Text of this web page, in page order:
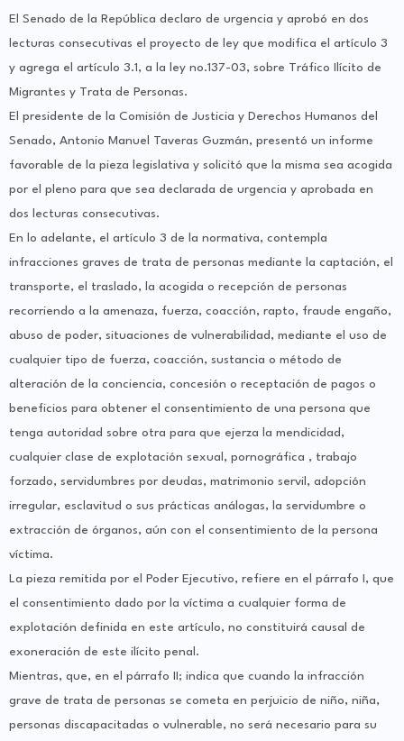
El Senado de la República declaro de urgencia y aprobó en dos
lecturas consecutivas el proyecto de ley que modifica el artículo 3
y agrega el artículo 3.1, a la ley no.137-03, sobre Tráfico Ilícito de
Migrantes y Trata de Personas.
El presidente de la Comisión de Justicia y Derechos Humanos del
Senado, Antonio Manuel Taveras Guzmán, presentó un informe
favorable de la pieza legislativa y solicitó que la misma sea acogida
por el pleno para que sea declarada de urgencia y aprobada en
dos lecturas consecutivas.
En lo adelante, el artículo 3 de la normativa, contempla
infracciones graves de trata de personas mediante la captación, el
transporte, el traslado, la acogida o recepción de personas
recorriendo a la amenaza, fuerza, coacción, rapto, fraude engaño,
abuso de poder, situaciones de vulnerabilidad, mediante el uso de
cualquier tipo de fuerza, coacción, sustancia o método de
alteración de la conciencia, concesión o receptación de pagos o
beneficios para obtener el consentimiento de una persona que
tenga autoridad sobre otra para que ejerza la mendicidad,
cualquier clase de explotación sexual, pornográfica , trabajo
forzado, servidumbres por deudas, matrimonio servil, adopción
irregular, esclavitud o sus prácticas análogas, la servidumbre o
extracción de órganos, aún con el consentimiento de la persona
víctima.
La pieza remitida por el Poder Ejecutivo, refiere en el párrafo I, que
el consentimiento dado por la víctima a cualquier forma de
explotación definida en este artículo, no constituirá causal de
exoneración de este ilícito penal.
Mientras, que, en el párrafo II; indica que cuando la infracción
grave de trata de personas se cometa en perjuicio de niño, niña,
personas discapacitadas o vulnerable, no será necesario para su